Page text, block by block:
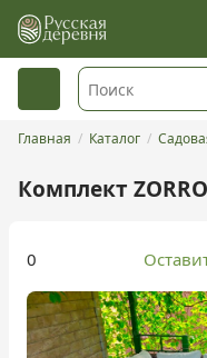
Главная Каталог
Комплект
0